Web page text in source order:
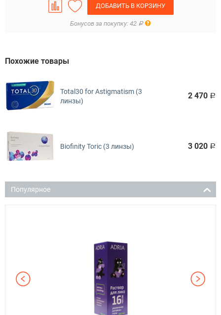
ДОБАВИТЬ В КОРЗИНУ
Бонусов за покупку: 42 Р Правила
Похожие товары
Total30 for Astigmatism (3
линзы)
2 470 Р
Biofinity Toric (3 линзы) 3 020 Р
Популярное